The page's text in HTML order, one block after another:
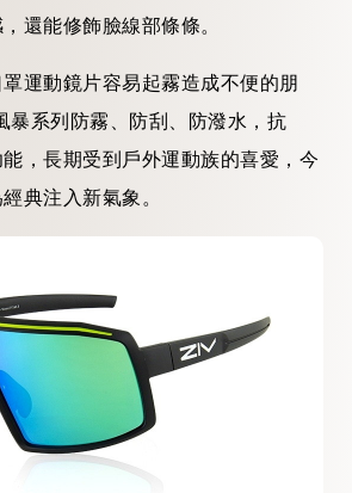
還能修飾臉線部條條。
運動鏡片容易起霧造成不便的朋
暴系列防霧、防刮、防潑水，抗
，長期受到戶外運動族的喜愛，今
典注入新氣象。